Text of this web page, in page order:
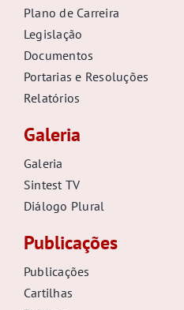
Plano de Carreira
Legislação
Documentos
Portarias e Resoluções
Relatórios
Galeria
Galeria
Sintest TV
Diálogo Plural
Publicações
Publicações
Cartilhas